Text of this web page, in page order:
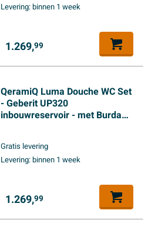
knoppen - glans wit
Levering:binnen 1 week
1.269,99
QeramiQ Luma Douche WC Set
- Geberit UP320
inbouwreservoir - met Burda
bedieningsplaat - rechthoekige
knoppen - glans wit
Gratis levering
Levering:binnen 1 week
1.269,99